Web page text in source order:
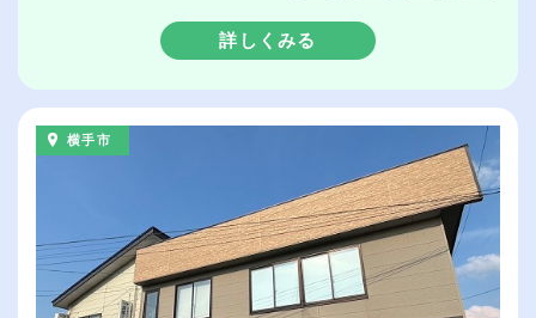
詳しくみる
横手市